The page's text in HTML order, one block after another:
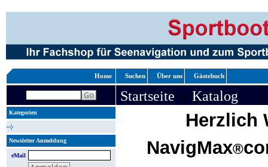
Home Suchen Über uns Gästebuch
Startseite » Katalog
Kategorien
Newsletter Anmeldung
eMail
Herzlich
NavigMax®